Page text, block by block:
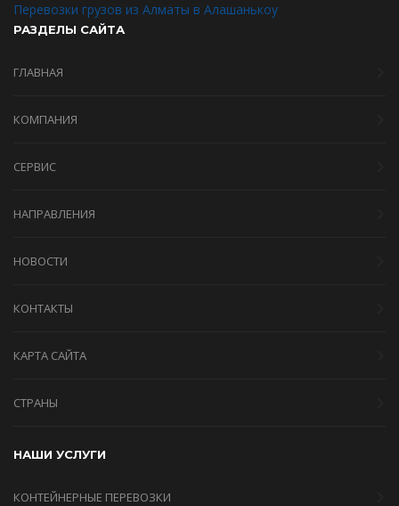
Перевозки грузов из Алматы в Алашанькоу
РАЗДЕЛЫ САЙТА
ГЛАВНАЯ
КОМПАНИЯ
СЕРВИС
НАПРАВЛЕНИЯ
НОВОСТИ
КОНТАКТЫ
КАРТА САЙТА
СТРАНЫ
НАШИ УСЛУГИ
КОНТЕЙНЕРНЫЕ ПЕРЕВОЗКИ